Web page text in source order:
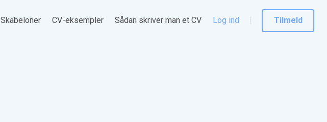
Skabeloner CV-eksempler Sådan skriver man et CV Log ind Tilmeld